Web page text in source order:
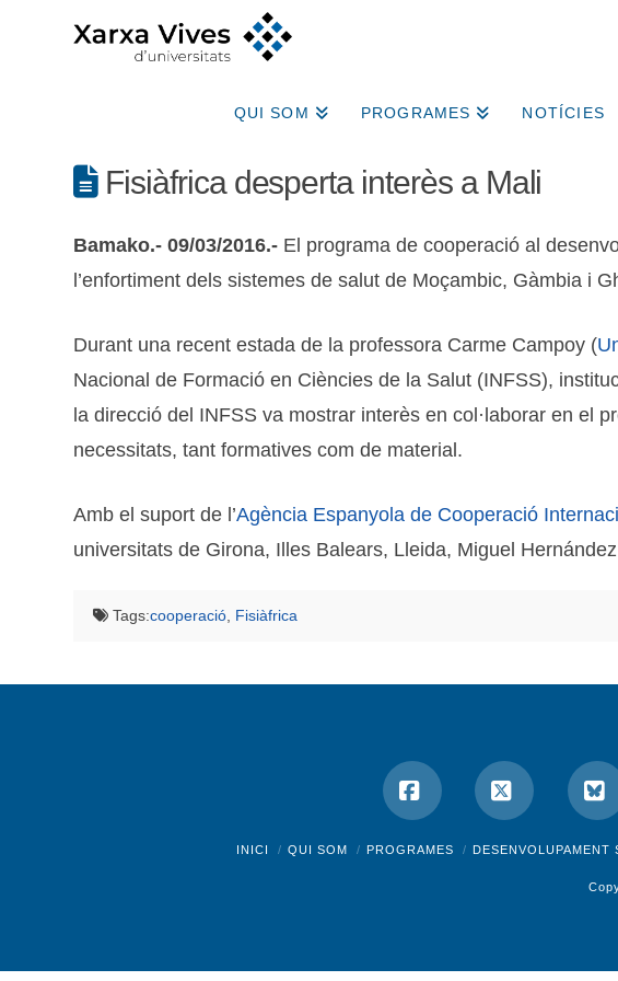
QUI SOM PROGRAMES NOTÍCIES
Fisiàfrica desperta interès a Mali
Bamako.- 09/03/2016.- El programa de cooperació al
l’enfortiment dels sistemes de salut de Moçambic, Gàmbia i
Durant una recent estada de la professora Carme Campoy (
Nacional de Formació en Ciències de la Salut (INFSS),
la direcció del INFSS va mostrar interès en col·laborar en el
necessitats, tant formatives com de material.
Amb el suport de l’Agència Espanyola de Cooperació
universitats de Girona, Illes Balears, Lleida, Miguel
Tags:cooperació, Fisiàfrica
Facebook
X
INICI QUI SOM PROGRAMES DESENVOLUPAMENT